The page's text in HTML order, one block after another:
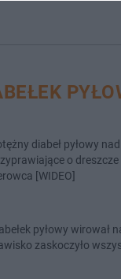
diabeł pyłowy
o
[WIDEO]
pyłowy wirował
zaskoczyło